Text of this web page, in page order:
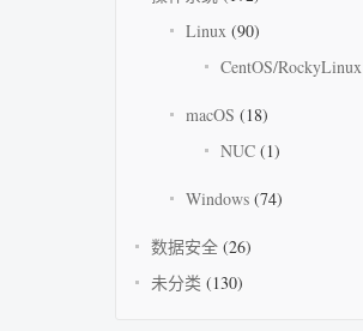
Linux (90)
CentOS/RockyLinux
macOS (18)
NUC (1)
Windows (74)
数据安全 (26)
未分类 (130)